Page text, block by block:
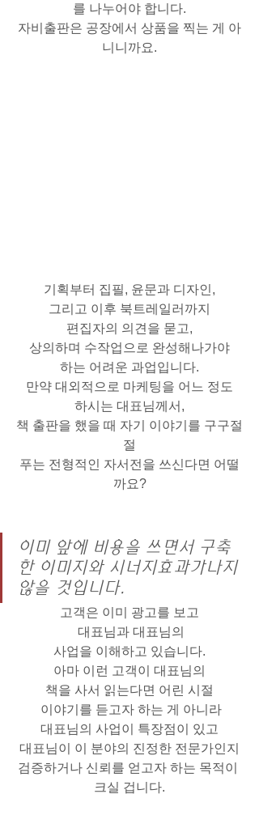
를 나누어야 합니다.
자비출판은 공장에서 상품을 찍는 게 아
니니까요.
기획부터 집필, 윤문과 디자인,
그리고 이후 북트레일러까지
편집자의 의견을 묻고,
상의하며 수작업으로 완성해나가야
하는 어려운 과업입니다.
만약 대외적으로 마케팅을 어느 정도
하시는 대표님께서,
책 출판을 했을 때 자기 이야기를 구구절
절
푸는 전형적인 자서전을 쓰신다면 어떨
까요?
이미 앞에 비용을 쓰면서 구축
한 이미지와 시너지효과가나지
않을 것입니다.
고객은 이미 광고를 보고
대표님과 대표님의
사업을 이해하고 있습니다.
아마 이런 고객이 대표님의
책을 사서 읽는다면 어린 시절
이야기를 듣고자 하는 게 아니라
대표님의 사업이 특장점이 있고
대표님이 이 분야의 진정한 전문가인지
검증하거나 신뢰를 얻고자 하는 목적이
크실 겁니다.